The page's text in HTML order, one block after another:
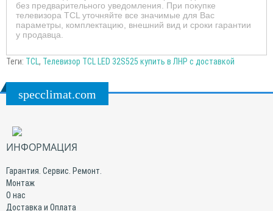
без предварительного уведомления. При покупке
телевизора TCL уточняйте все значимые для Вас
параметры, комплектацию, внешний вид и сроки гарантии
у продавца.
Теги: TCL, Телевизор TCL LED 32S525 купить в ЛНР с доставкой
specclimat.com
ИНФОРМАЦИЯ
Гарантия. Сервис. Ремонт.
Монтаж
О нас
Доставка и Оплата